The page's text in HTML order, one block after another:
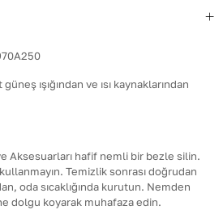
ışığından ve ısı kaynaklarından
Aksesuarları hafif nemli bir bezle silin.
Temizlik sonrası doğrudan
oda sıcaklığında kurutun. Nemden
dolgu koyarak muhafaza edin.